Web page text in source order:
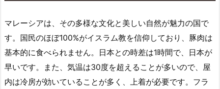
マレーシアは、その多様な文化と美しい自然が魅力の国で
す。国民のほぼ100%がイスラム教を信仰しており、豚肉は
基本的に食べられません。日本との時差は1時間で、日本が
早いです。また、気温は30度を超えることが多いので、屋
内は冷房が効いていることが多く、上着が必要です。フラ